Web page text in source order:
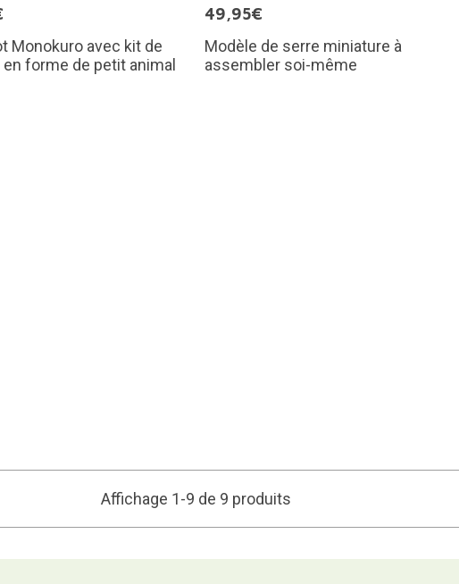
Monokuro avec kit de
forme de petit animal
49,95€
Modèle de serre miniature à
assembler soi-même
Affichage 1-9 de 9 produits